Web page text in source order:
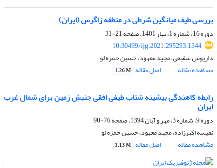
بررسی طیف میانگین شرطی در منطقه زاگرس (ایران)
دوره 16، شماره 1، بهار 1401، صفحه
21-31
10.30499/ijg.2021.295293.1344
داریوش شفیعی، مجید معهود، حسین حمزه لو
مشاهده مقاله
اصل مقاله 1.26 M
رابطه کاهندگی بیشینه شتاب طیفی افقی جنبش زمین برای شمال غرب
ایران
دوره 9، شماره 3، مهر و آبان 1394، صفحه
76-90
نفیسه اکبرزاده، مجید معهود، حسین حمزه لو
مشاهده مقاله
اصل مقاله 1.13 M